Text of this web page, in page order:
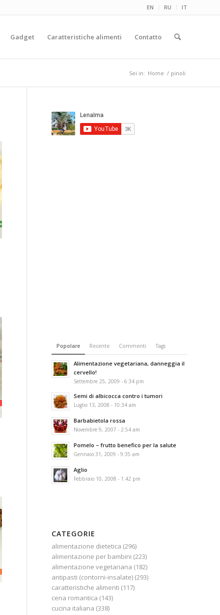
EN RU IT
Gadget Caratteristiche alimenti Contatto
Sei in: Home / pinoli
Popolare Recente Commenti Tags
Alimentazione vegetariana, danneggia il
cervello!
Settembre 25, 2009 - 6:34 pm
Semi di albicocca contro i tumori
Luglio 13, 2008 - 10:34 am
Barbabietola rossa
Novembre 9, 2007 - 2:54 am
Pomelo – frutto benefico per la salute
Gennaio 31, 2009 - 9:35 am
Aglio
Febbraio 10, 2008 - 1:42 pm
CATEGORIE
alimentazione dietetica (296)
alimentazione per bambini (223)
alimentazione vegetariana (182)
antipasti (contorni-insalate) (293)
caratteristiche alimenti (117)
cena romantica (143)
cucina italiana (338)